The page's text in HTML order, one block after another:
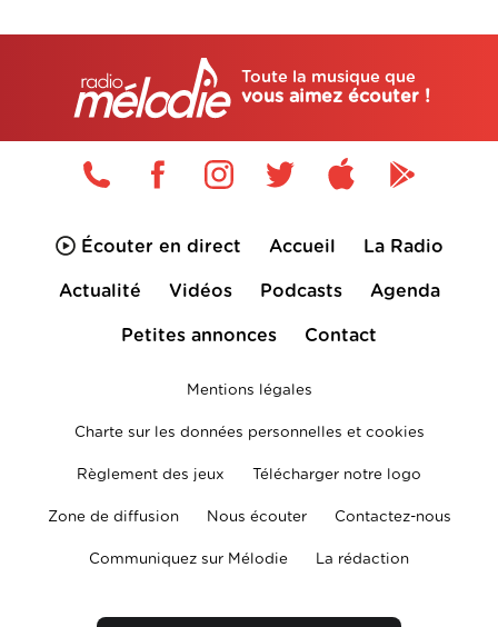
Toute la musique que
vous aimez écouter !
Écouter en direct Accueil La Radio
Actualité Vidéos Podcasts Agenda
Petites annonces Contact
Mentions légales
Charte sur les données personnelles et cookies
Règlement des jeux Télécharger notre logo
Zone de diffusion Nous écouter Contactez-nous
Communiquez sur Mélodie La rédaction